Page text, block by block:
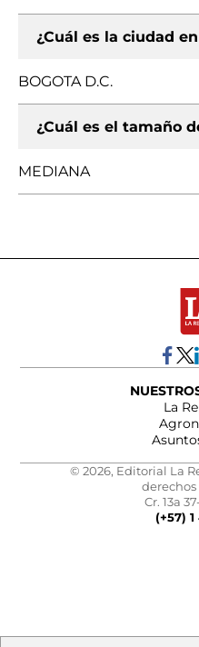
¿Cuál es la ciudad
BOGOTA D.C.
¿Cuál es el tamaño
MEDIANA
La
© 2026, Editorial La
derechos
Cr. 13a
(+57)